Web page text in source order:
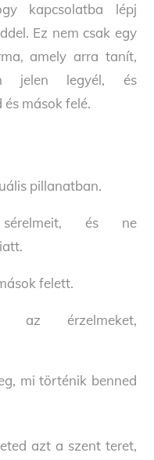
kapcsolatba lépj
Ez nem csak egy
amely arra tanít,
jelen legyél, és
mások felé.
pillanatban.
és ne
felett.
az érzelmeket,
mi történik benned
azt a szent teret,